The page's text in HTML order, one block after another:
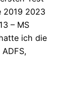
2019 2023
– MS
ich die